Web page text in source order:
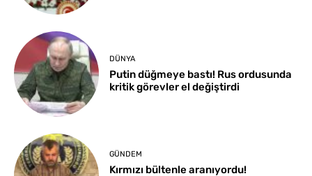
DÜNYA
Putin düğmeye bastı! Rus ordusunda
kritik görevler el değiştirdi
GÜNDEM
Kırmızı bültenle aranıyordu!